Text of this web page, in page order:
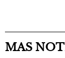
MAS